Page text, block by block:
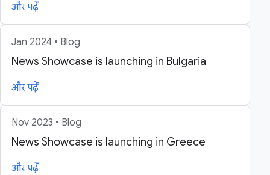
और पढ़ें
Jan 2024 • Blog
News Showcase is launching in Bulgaria
और पढ़ें
Nov 2023 • Blog
News Showcase is launching in Greece
और पढ़ें